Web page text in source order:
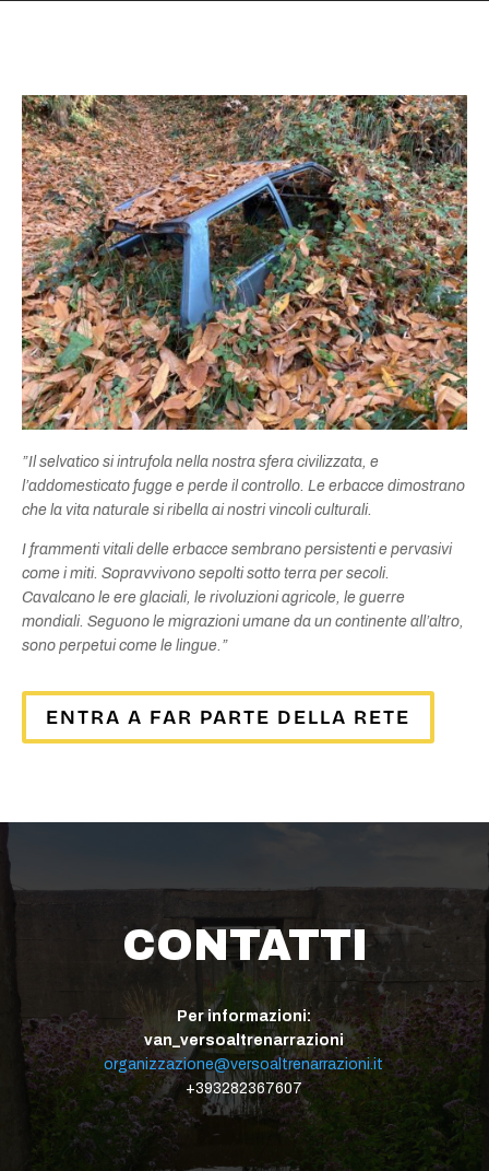
”Il selvatico si intrufola nella nostra sfera civilizzata, e
l’addomesticato fugge e perde il controllo. Le erbacce dimostrano
che la vita naturale si ribella ai nostri vincoli culturali.
I frammenti vitali delle erbacce sembrano persistenti e pervasivi
come i miti. Sopravvivono sepolti sotto terra per secoli.
Cavalcano le ere glaciali, le rivoluzioni agricole, le guerre
mondiali. Seguono le migrazioni umane da un continente all’altro,
sono perpetui come le lingue.”
ENTRA A FAR PARTE DELLA RETE
CONTATTI
Per informazioni:
van_versoaltrenarrazioni
organizzazione@versoaltrenarrazioni.it
+393282367607